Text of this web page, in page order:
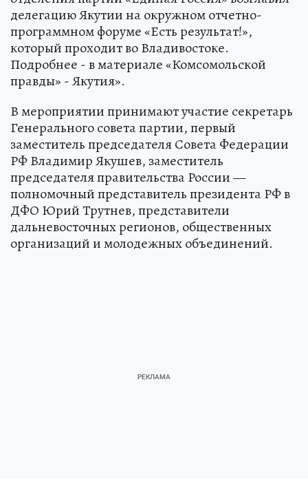
делегацию Якутии на окружном отчетно-
программном форуме «Есть результат!»,
который проходит во Владивостоке.
Подробнее - в материале «Комсомольской
правды» - Якутия».
В мероприятии принимают участие секретарь
Генерального совета партии, первый
заместитель председателя Совета Федерации
РФ Владимир Якушев, заместитель
председателя правительства России —
полномочный представитель президента РФ в
ДФО Юрий Трутнев, представители
дальневосточных регионов, общественных
организаций и молодежных объединений.